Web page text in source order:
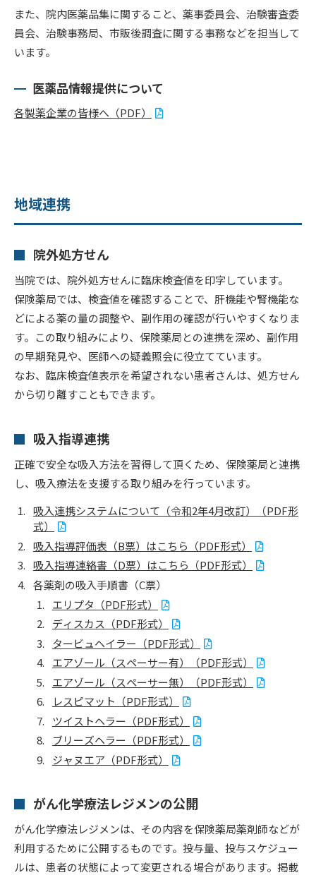
また、院内医薬品集に関すること、薬事委員会、治験審査委
員会、治験事務局、市販後調査に関する事務などを担当して
います。
医薬品情報提供について
各製薬企業の皆様へ（PDF）
地域連携
院外処方せん
当院では、院外処方せんに臨床検査値を印字しています。
保険薬局では、検査値を確認することで、肝機能や腎機能な
どによる薬の量の調整や、副作用の確認が行いやすくなりま
す。この取り組みにより、保険薬局との連携を深め、副作用
の早期発見や、医師への疑義照会に役立てています。
なお、臨床検査値表示を希望されない患者さんは、処方せん
から切り離すこともできます。
吸入指導連携
正確で安全な吸入方法を習得して頂くため、保険薬局と連携
し、吸入療法を支援する取り組みを行っています。
吸入連携システムについて（令和2年4月改訂）（PDF形
式）
吸入指導評価表（B票）はこちら（PDF形式）
吸入指導連絡書（D票）はこちら（PDF形式）
各薬剤の吸入手順書（C票）
エリプタ（PDF形式）
ディスカス（PDF形式）
タービュヘイラー（PDF形式）
エアゾール（スペーサー有）（PDF形式）
エアゾール（スペーサー無）（PDF形式）
レスピマット（PDF形式）
ツイストヘラー（PDF形式）
ブリーズヘラー（PDF形式）
ジャヌエア（PDF形式）
がん化学療法レジメンの公開
がん化学療法レジメンは、その内容を保険薬局薬剤師などが
利用するために公開するものです。投与量、投与スケジュー
ルは、患者の状態によって変更される場合があります。掲載